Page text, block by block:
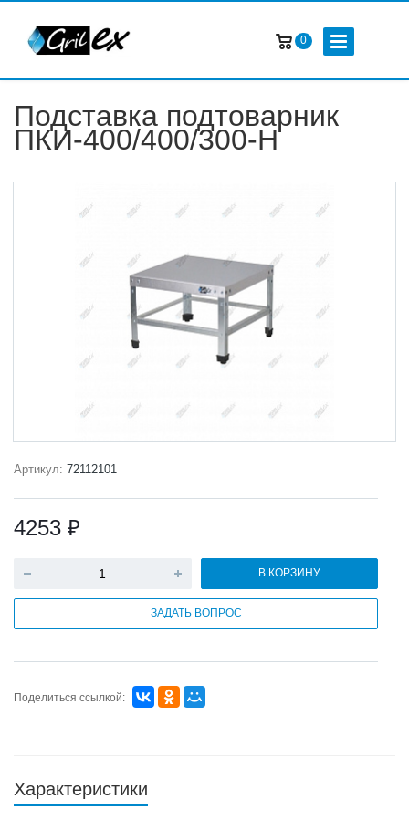
0
Подставка подтоварник
ПКИ-400/400/300-Н
Артикул: 72112101
4253 ₽
В КОРЗИНУ
ЗАДАТЬ ВОПРОС
Поделиться ссылкой:
Характеристики